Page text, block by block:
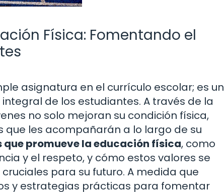
Física: Fomentando el
asignatura en el currículo escolar; es un
de los estudiantes. A través de la
no solo mejoran su condición física,
les acompañarán a lo largo de su
que promueve la educación física, como
y el respeto, y cómo estos valores se
para su futuro. A medida que
y estrategias prácticas para fomentar